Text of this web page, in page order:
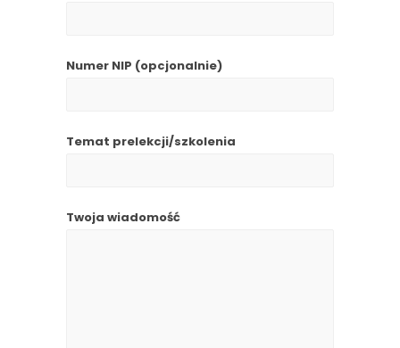
Numer NIP (opcjonalnie)
Temat prelekcji/szkolenia
Twoja wiadomość